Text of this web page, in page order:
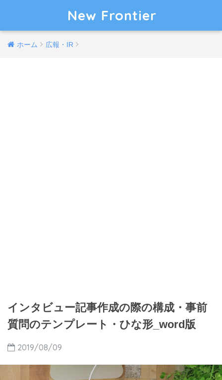
New Frontier
ホーム 広報・IR
インタビュー記事作成の際の構成・事前
質問のテンプレート・ひな形_word版
2019/08/09